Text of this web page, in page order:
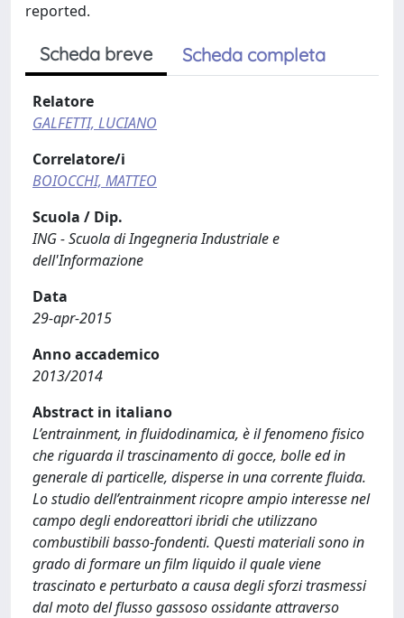
reported.
Scheda breve Scheda completa
Relatore
GALFETTI, LUCIANO
Correlatore/i
BOIOCCHI, MATTEO
Scuola / Dip.
ING - Scuola di Ingegneria Industriale e
dell'Informazione
Data
29-apr-2015
Anno accademico
2013/2014
Abstract in italiano
L’entrainment, in fluidodinamica, è il fenomeno fisico
che riguarda il trascinamento di gocce, bolle ed in
generale di particelle, disperse in una corrente fluida.
Lo studio dell’entrainment ricopre ampio interesse nel
campo degli endoreattori ibridi che utilizzano
combustibili basso-fondenti. Questi materiali sono in
grado di formare un film liquido il quale viene
trascinato e perturbato a causa degli sforzi trasmessi
dal moto del flusso gassoso ossidante attraverso